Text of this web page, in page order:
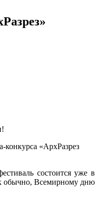
«АрхРазрез
состоится уже в
Всемирному дню